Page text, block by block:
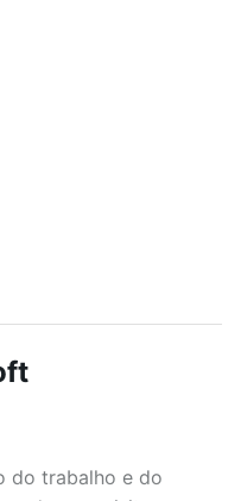
do trabalho e do